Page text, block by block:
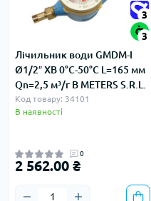
3
3
Лічильник води GMDM-I
Ø1/2″ ХВ 0°С-50°С L=165 мм
Qn=2,5 м³/г B METERS S.R.L.
Код товару: 34101
В наявності
0
2 562.00 ₴